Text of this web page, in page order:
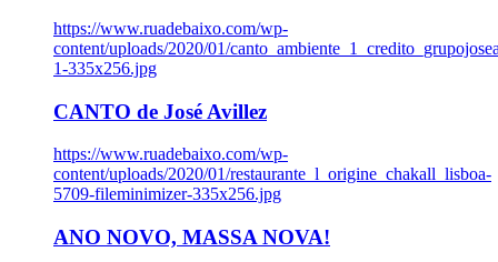
https://www.ruadebaixo.com/wp-
content/uploads/2020/01/
1-335x256.jpg
CANTO de José Avillez
https://www.ruadebaixo.com/wp-
content/uploads/2020/01/restaurante_l_origine_chakall_lisboa-
5709-fileminimizer-335x256.jpg
ANO NOVO, MASSA NOVA!